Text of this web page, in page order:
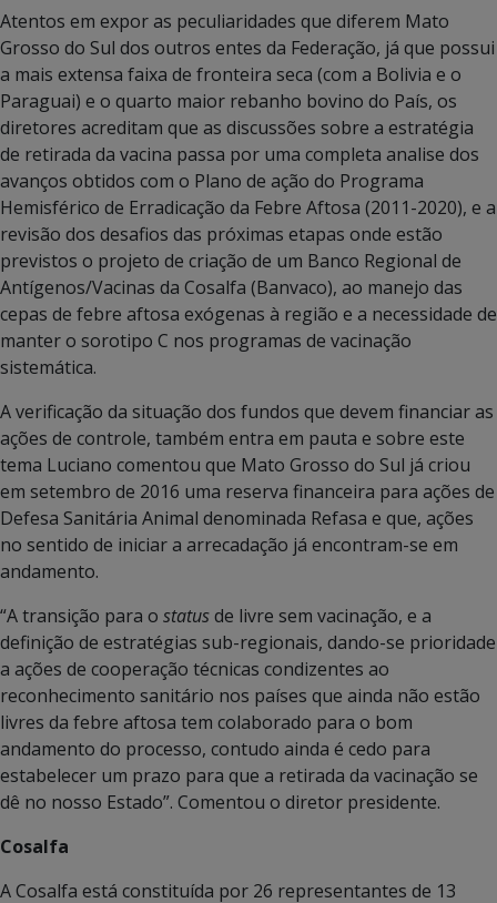
Atentos em expor as peculiaridades que diferem Mato
Grosso do Sul dos outros entes da Federação, já que possui
a mais extensa faixa de fronteira seca (com a Bolivia e o
Paraguai) e o quarto maior rebanho bovino do País, os
diretores acreditam que as discussões sobre a estratégia
de retirada da vacina passa por uma completa analise dos
avanços obtidos com o Plano de ação do Programa
Hemisférico de Erradicação da Febre Aftosa (2011-2020), e a
revisão dos desafios das próximas etapas onde estão
previstos o projeto de criação de um Banco Regional de
Antígenos/Vacinas da Cosalfa (Banvaco), ao manejo das
cepas de febre aftosa exógenas à região e a necessidade de
manter o sorotipo C nos programas de vacinação
sistemática.
A verificação da situação dos fundos que devem financiar as
ações de controle, também entra em pauta e sobre este
tema Luciano comentou que Mato Grosso do Sul já criou
em setembro de 2016 uma reserva financeira para ações de
Defesa Sanitária Animal denominada Refasa e que, ações
no sentido de iniciar a arrecadação já encontram-se em
andamento.
“A transição para o statusde livre sem vacinação, e a
definição de estratégias sub-regionais, dando-se prioridade
a ações de cooperação técnicas condizentes ao
reconhecimento sanitário nos países que ainda não estão
livres da febre aftosa tem colaborado para o bom
andamento do processo, contudo ainda é cedo para
estabelecer um prazo para que a retirada da vacinação se
dê no nosso Estado”. Comentou o diretor presidente.
Cosalfa
A Cosalfa está constituída por 26 representantes de 13